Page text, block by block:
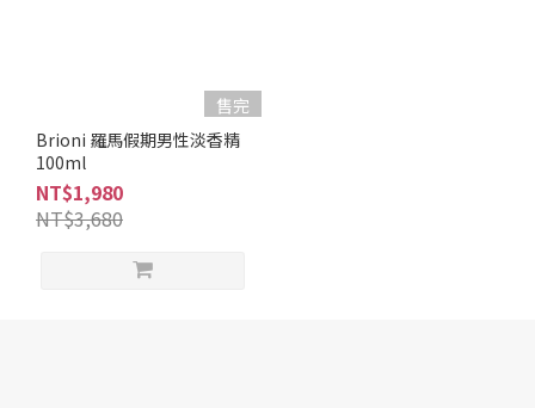
調
柑
橘
調
售完
Brioni 羅馬假期男性淡香精
100ml
NT$1,980
NT$3,680